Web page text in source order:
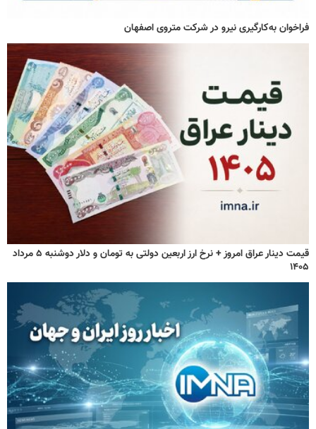
فراخوان به‌کارگیری نیرو در شرکت متروی اصفهان
قیمت دینار عراق امروز + نرخ ارز اربعین دولتی به تومان و دلار دوشنبه ۵ مرداد
۱۴۰۵